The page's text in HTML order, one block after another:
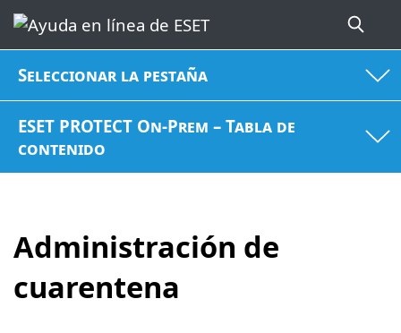
Seleccionar la pestaña
ESET PROTECT On-Prem – Tabla de
contenido
Administración de
cuarentena